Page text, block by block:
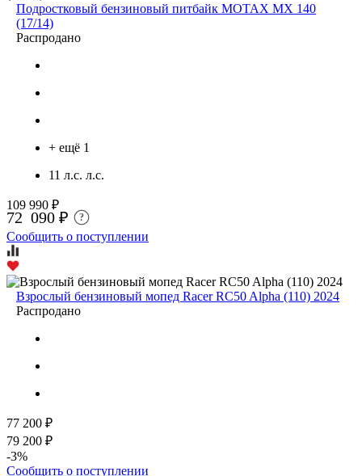
Подростковый бензиновый питбайк MOTAX MX 140
(17/14)
Распродано
+ ещё 1
11 л.с. л.с.
109 990 ₽
72 090 ₽ ?
Сообщить о поступлении
Взрослый бензиновый мопед Racer RC50 Alpha (110) 2024
Распродано
77 200 ₽
79 200 ₽
-3%
Сообщить о поступлении